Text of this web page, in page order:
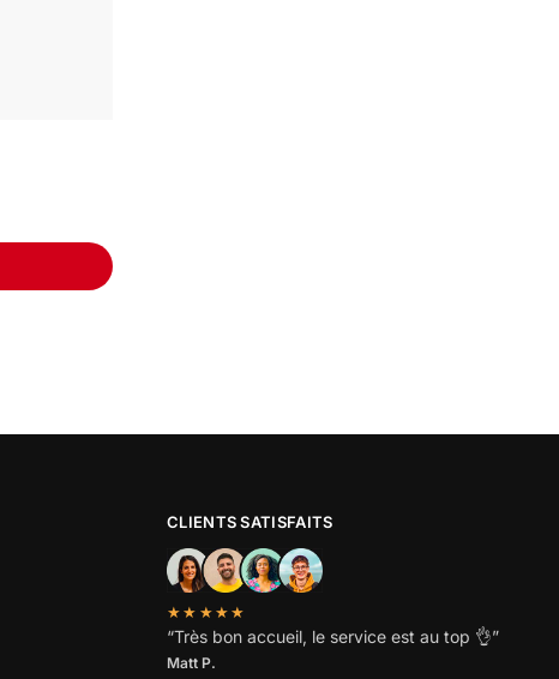
CLIENTS SATISFAITS
★★★★★
“Très bon accueil, le service est au top 👌”
Matt P.